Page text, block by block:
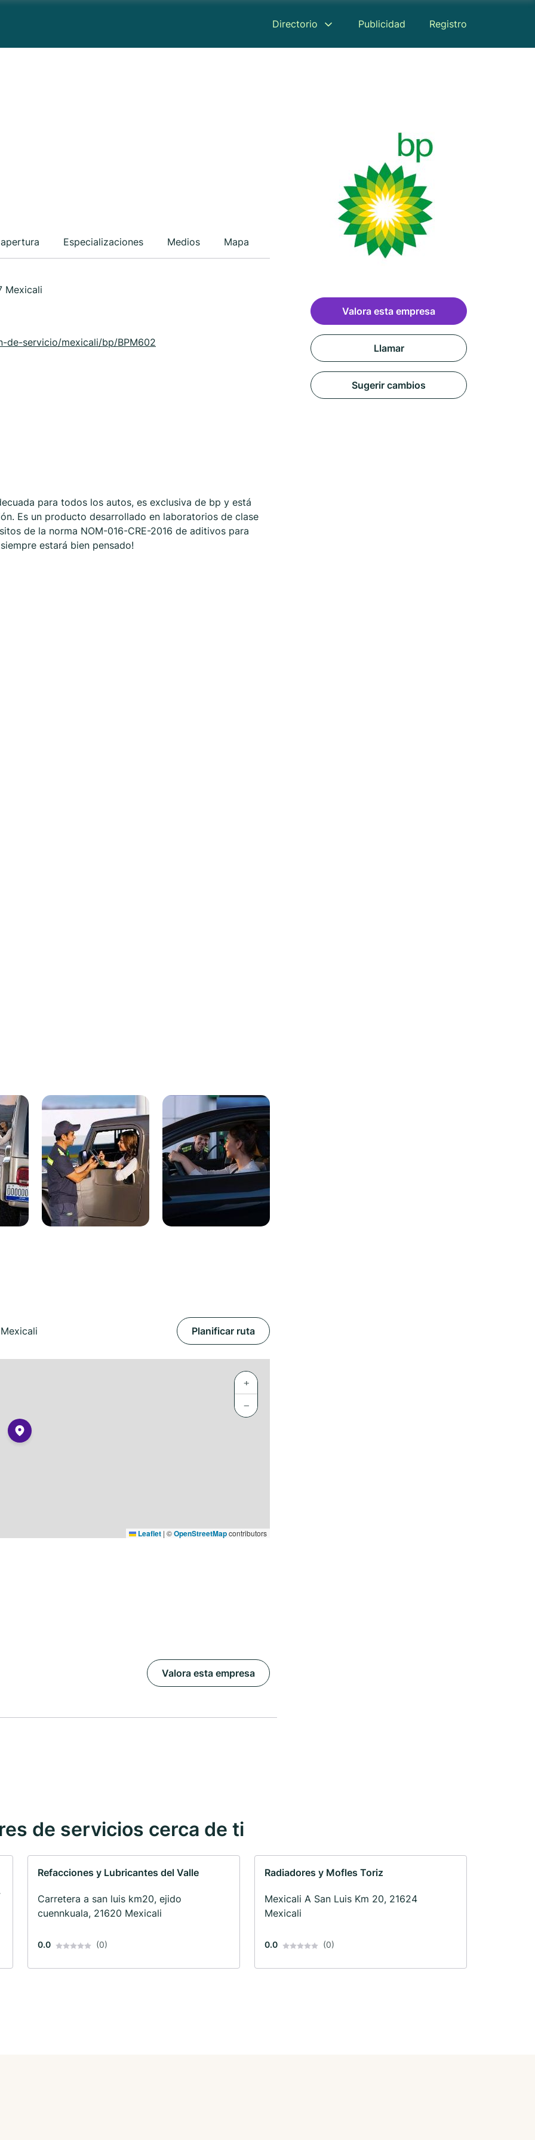
Directorio Publicidad Registro
Especializaciones Medios Mapa
Mexicali
de-servicio/mexicali/bp/BPM602
para todos los autos, es exclusiva de bp y está
Es un producto desarrollado en laboratorios de clase
de la norma NOM-016-CRE-2016 de aditivos para
estará bien pensado!
Planificar ruta
+
−
Leaflet | ©OpenStreetMapcontributors
Valora esta empresa
Valora esta empresa
Llamar
Sugerir cambios
de servicios cerca de ti
Refacciones y Lubricantes del Valle
Carretera a san luis km20, ejido
cuennkuala, 21620 Mexicali
0.0 (0)
Radiadores y Mofles Toriz
Mexicali A San Luis Km 20, 21624
Mexicali
0.0 (0)